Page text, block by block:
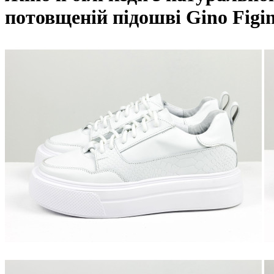
потовщеній підошві Gino